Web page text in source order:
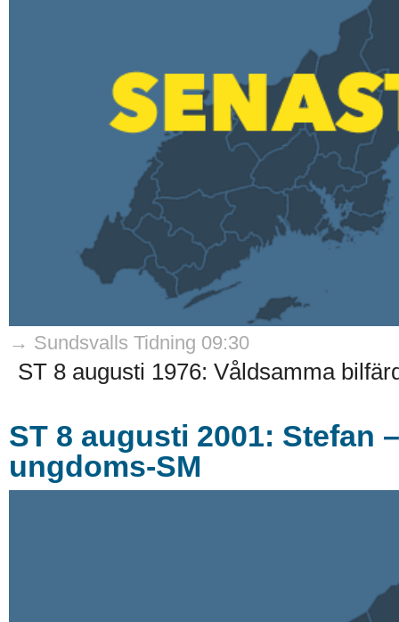
→ Sundsvalls Tidning 09:30
ST 8 augusti 1976: Våldsamma
ST 8 augusti 2001: Stefan
ungdoms-SM